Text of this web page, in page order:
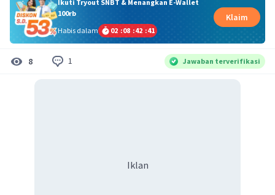
Ikuti Tryout SNBT & Menangkan E-Wallet
100rb
Habis dalam
02 :08 :42 :40
Klaim
8 1 Jawaban terverifikasi
Iklan